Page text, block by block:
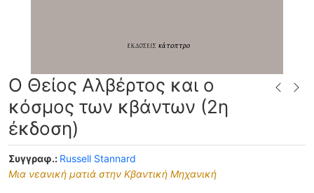
Ο Θείος Αλβέρτος και ο
κόσμος των κβάντων (2η
έκδοση)
Συγγραφ.: Russell Stannard
Μια νεανική ματιά στην Κβαντική Μηχανική